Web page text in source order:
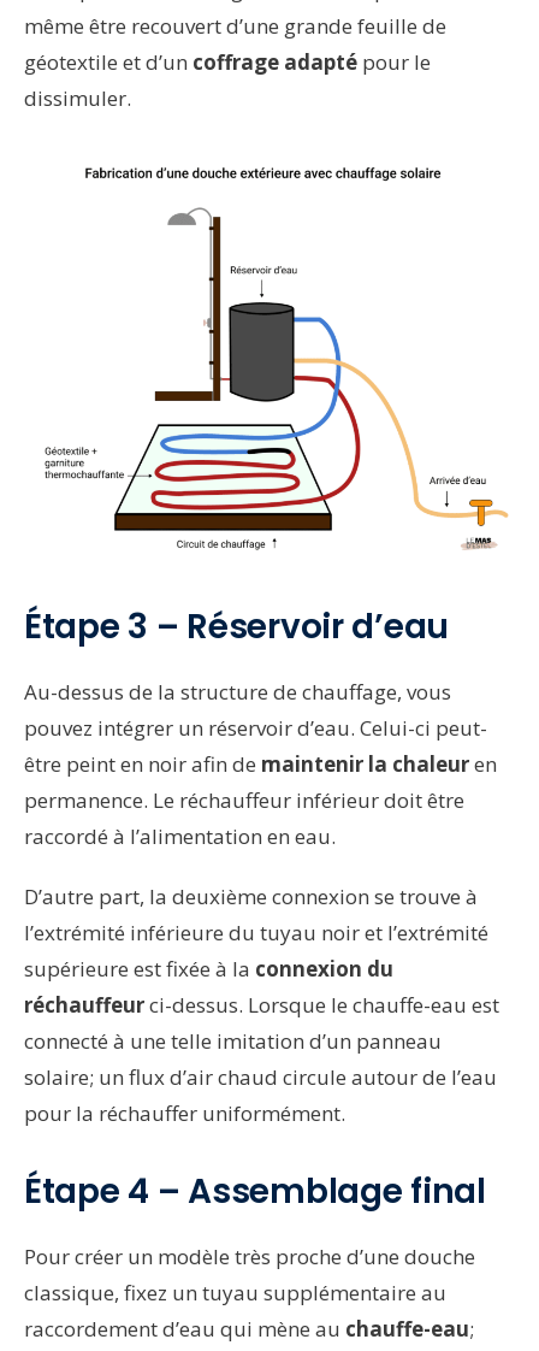
même être recouvert d’une grande feuille de
géotextile et d’un coffrage adapté pour le
dissimuler.
Étape 3 – Réservoir d’eau
Au-dessus de la structure de chauffage, vous
pouvez intégrer un réservoir d’eau. Celui-ci peut-
être peint en noir afin de maintenir la chaleuren
permanence. Le réchauffeur inférieur doit être
raccordé à l’alimentation en eau.
D’autre part, la deuxième connexion se trouve à
l’extrémité inférieure du tuyau noir et l’extrémité
supérieure est fixée à la connexion du
réchauffeurci-dessus. Lorsque le chauffe-eau est
connecté à une telle imitation d’un panneau
solaire; un flux d’air chaud circule autour de l’eau
pour la réchauffer uniformément.
Étape 4 – Assemblage final
Pour créer un modèle très proche d’une douche
classique, fixez un tuyau supplémentaire au
raccordement d’eau qui mène au chauffe-eau;